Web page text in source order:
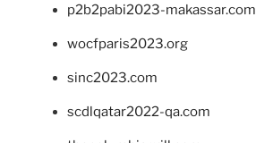
p2b2pabi2023-makassar.com
wocfparis2023.org
sinc2023.com
scdlqatar2022-qa.com